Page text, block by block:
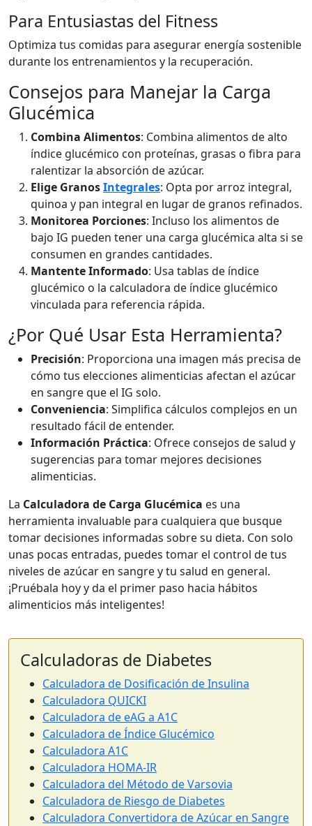
Para Entusiastas del Fitness
Optimiza tus comidas para asegurar energía sostenible
durante los entrenamientos y la recuperación.
Consejos para Manejar la Carga
Glucémica
Combina Alimentos: Combina alimentos de alto
índice glucémico con proteínas, grasas o fibra para
ralentizar la absorción de azúcar.
Elige GranosIntegrales: Opta por arroz integral,
quinoa y pan integral en lugar de granos refinados.
Monitorea Porciones: Incluso los alimentos de
bajo IG pueden tener una carga glucémica alta si se
consumen en grandes cantidades.
Mantente Informado: Usa tablas de índice
glucémico o la calculadora de índice glucémico
vinculada para referencia rápida.
¿Por Qué Usar Esta Herramienta?
Precisión: Proporciona una imagen más precisa de
cómo tus elecciones alimenticias afectan el azúcar
en sangre que el IG solo.
Conveniencia: Simplifica cálculos complejos en un
resultado fácil de entender.
Información Práctica: Ofrece consejos de salud y
sugerencias para tomar mejores decisiones
alimenticias.
La Calculadora de Carga Glucémica es una
herramienta invaluable para cualquiera que busque
tomar decisiones informadas sobre su dieta. Con solo
unas pocas entradas, puedes tomar el control de tus
niveles de azúcar en sangre y tu salud en general.
¡Pruébala hoy y da el primer paso hacia hábitos
alimenticios más inteligentes!
Calculadoras de Diabetes
Calculadora de Dosificación de Insulina
Calculadora QUICKI
Calculadora de eAG a A1C
Calculadora de Índice Glucémico
Calculadora A1C
Calculadora HOMA-IR
Calculadora del Método de Varsovia
Calculadora de Riesgo de Diabetes
Calculadora Convertidora de Azúcar en Sangre